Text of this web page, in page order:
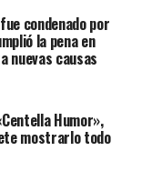
condenado por
la pena en
nuevas causas
Humor»,
mostrarlo todo